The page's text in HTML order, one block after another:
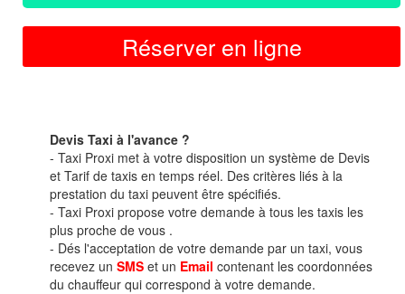
Réserver en ligne
Devis Taxi à l'avance ?
- Taxi Proxi met à votre disposition un système de Devis
et Tarif de taxis en temps réel. Des critères liés à la
prestation du taxi peuvent être spécifiés.
- Taxi Proxi propose votre demande à tous les taxis les
plus proche de vous .
- Dés l'acceptation de votre demande par un taxi, vous
recevez un SMS et un Email contenant les coordonnées
du chauffeur qui correspond à votre demande.